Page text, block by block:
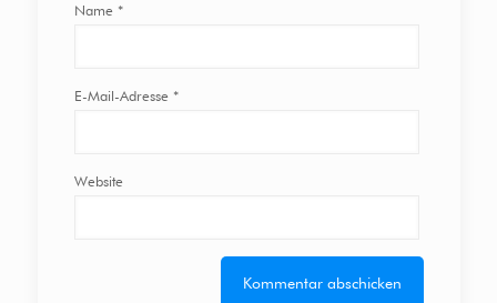
Name *
E-Mail-Adresse *
Website